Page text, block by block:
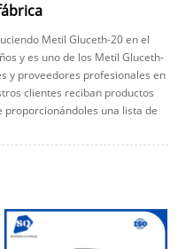
Metil Gluceth-20 en el
y es uno de los Metil Gluceth-
y proveedores profesionales en
clientes reciban productos
una lista de